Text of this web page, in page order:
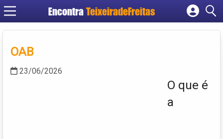
Encontra TeixeiradeFreitas
Cadastrar empresa
OAB
23/06/2026
O que é
a